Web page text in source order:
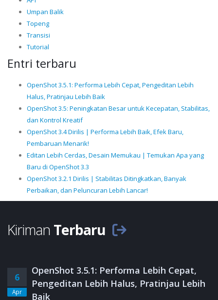
Umpan Balik
Topeng
Transisi
Tutorial
Entri terbaru
OpenShot 3.5.1: Performa Lebih Cepat, Pengeditan Lebih
Halus, Pratinjau Lebih Baik
OpenShot 3.5: Peningkatan Besar untuk Kecepatan, Stabilitas,
dan Kontrol Kreatif
OpenShot 3.4 Dirilis | Performa Lebih Baik, Efek Baru,
Pembaruan Menarik!
Editan Lebih Cerdas, Desain Memukau | Temukan Apa yang
Baru di OpenShot 3.3
OpenShot 3.2.1 Dirilis | Stabilitas Ditingkatkan, Banyak
Perbaikan, dan Peluncuran Lebih Lancar!
Kiriman Terbaru
6
Apr
OpenShot 3.5.1: Performa Lebih Cepat,
Pengeditan Lebih Halus, Pratinjau Lebih
Baik